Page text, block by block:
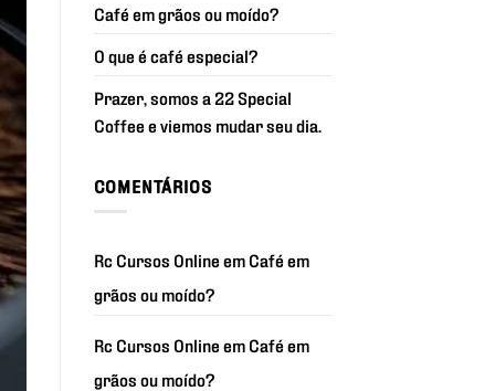
Café em grãos ou moído?
O que é café especial?
Prazer, somos a 22 Special
Coffee e viemos mudar seu dia.
COMENTÁRIOS
Rc Cursos Onlineem Café em
grãos ou moído?
Rc Cursos Onlineem Café em
grãos ou moído?